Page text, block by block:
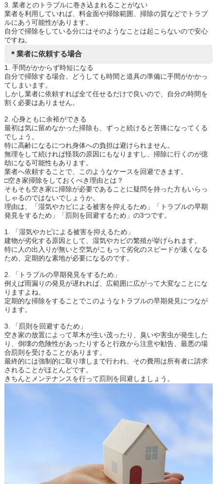
3. 業者とのトラブルに巻き込まれることがない
業者を利用していれば、料金面や掃除範囲、掃除の質などでトラブ
ルにあう可能性があります。
自分で掃除をしている分にはそのようなことは起こらないので安心
ですね。
＊業者に依頼する場合
1. 手間がかからず時短になる
自分で掃除する場合、どうしても時間と道具の準備に手間がかかっ
てしまいます。
しかし業者に依頼すれば全て任せるだけで良いので、自分の時間を
割く必要はありません。
2. 心身ともに余裕ができる
最初は気に留めなかった掃除も、ずっと続けると苦痛になってくる
でしょう。
特に高齢になるにつれ身体への負担は避けられません。
無理をして続ければ怪我の原因にもなりますし、掃除に行くのが億
劫になる可能性もあります。
業者へ依頼することで、このようなケースを回避できます。
□空き家掃除をしておくべき理由とは？
そもそも空き家に掃除が必要であることに疑問を持った方もいらっ
しゃるのではないでしょうか。
理由は、「湿気やカビによる被害を抑えるため」「トラブルの早期
発見をするため」「罰則を回避するため」の3つです。
1. 「湿気やカビによる被害を抑えるため」
建物が劣化する原因として、湿気やカビの繁殖が挙げられます。
特に人の出入りが無いと空気がこもって劣化のスピードが速くなる
ため、定期的な素地が必要になるのです。
2. 「トラブルの早期発見をするため」
例えば雨漏りの発見が遅れれば、広範囲に広がって大変なことにな
りますよね。
定期的な掃除をすることでこのようなトラブルの早期発見につなが
ります。
3. 「罰則を回避するため」
空き家の放置によって草木が生い茂ったり、臭いや害虫が発生した
り、倒壊の危険性があったりすると行政から注意や勧告、最悪の場
合罰則を受けることがあります。
最終的には強制的に取り壊しまで行われ、その費用は所有者に請求
されることがほとんどです。
きちんとメンテナンスを行って罰則を回避しましょう。